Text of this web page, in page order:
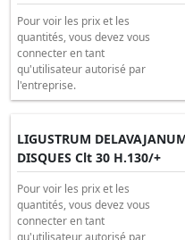
Pour voir les prix et les
quantités, vous devez vous
connecter en tant
qu'utilisateur autorisé par
l'entreprise.
LIGUSTRUM
DISQUES Clt 30 H.130/+
Pour voir les prix et les
quantités, vous devez vous
connecter en tant
qu'utilisateur autorisé par